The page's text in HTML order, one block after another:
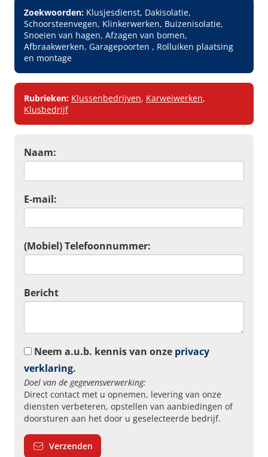
Zoekwoorden: Klusjesdienst, Dakisolatie,
Schoorsteenvegen, Klinkerwerken, Buizenisolatie,
Snoeien van hagen, Afzagen van bomen,
Afbraakwerken, Garagepoorten , Rolluiken plaatsing
en montage
Rubrieken: Klussenbedrijven, Karweiwerken,
Klusbedrijf
Naam:
E-mail:
(Mobiel) Telefoonnummer:
Bericht
Neem a.u.b. kennis van onze privacy
verklaring.
Doel van de gegevensverwerking:
Direct contact met u opnemen, levering van onze
diensten verbeteren, opstellen van aanbiedingen of
doorsturen aan het door u geselecteerde bedrijf.
Verzenden